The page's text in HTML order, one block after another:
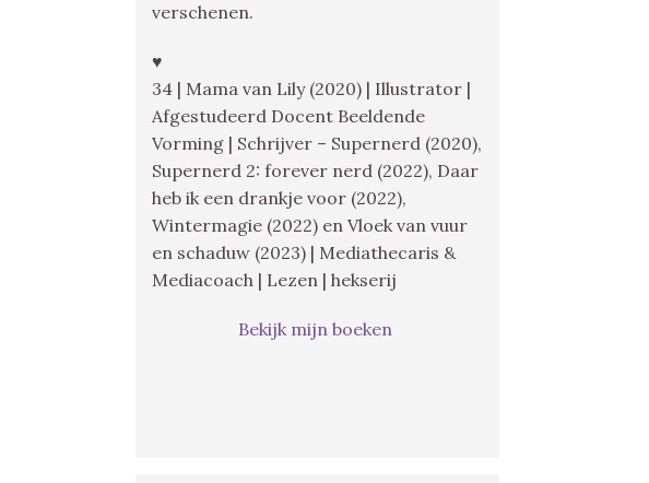
verschenen.
♥
34 | Mama van Lily (2020) | Illustrator |
Afgestudeerd Docent Beeldende
Vorming | Schrijver – Supernerd (2020),
Supernerd 2: forever nerd (2022), Daar
heb ik een drankje voor (2022),
Wintermagie (2022) en Vloek van vuur
en schaduw (2023) | Mediathecaris &
Mediacoach | Lezen | hekserij
Bekijk mijn boeken